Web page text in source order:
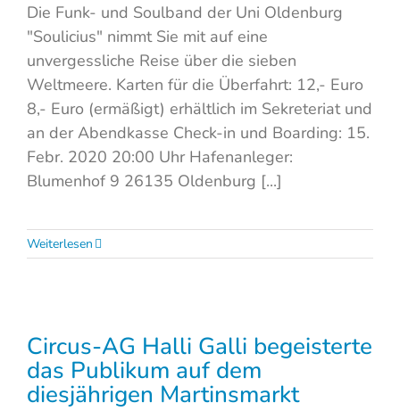
Die Funk- und Soulband der Uni Oldenburg
"Soulicius" nimmt Sie mit auf eine
unvergessliche Reise über die sieben
Weltmeere. Karten für die Überfahrt: 12,- Euro
8,- Euro (ermäßigt) erhältlich im Sekreteriat und
an der Abendkasse Check-in und Boarding: 15.
Febr. 2020 20:00 Uhr Hafenanleger:
Blumenhof 9 26135 Oldenburg [...]
Weiterlesen
Circus-AG Halli Galli begeisterte
das Publikum auf dem
diesjährigen Martinsmarkt